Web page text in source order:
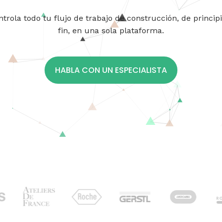
todo tu flujo de trabajo de construcción, de
fin, en una sola plataforma.
HABLA CON UN ESPECIALISTA